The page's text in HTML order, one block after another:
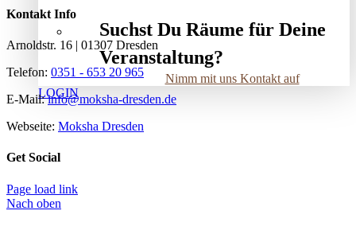
Suchst Du Räume für Deine
Veranstaltung?
Nimm mit uns Kontakt auf
LOGIN
Kontakt Info
Arnoldstr. 16 | 01307 Dresden
Telefon: 0351 - 653 20 965
E-Mail:info@moksha-dresden.de
Webseite: Moksha Dresden
Get Social
Page load link
Nach oben